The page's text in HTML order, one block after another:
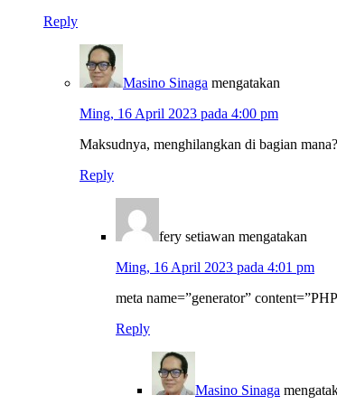
Reply
Masino Sinaga mengatakan
Ming, 16 April 2023 pada 4:00 pm
Maksudnya, menghilangkan di bagian mana?
Reply
fery setiawan mengatakan
Ming, 16 April 2023 pada 4:01 pm
meta name=”generator”
Reply
Masino Sinaga